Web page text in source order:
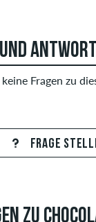
Fragen zu
FRAGE
ZU